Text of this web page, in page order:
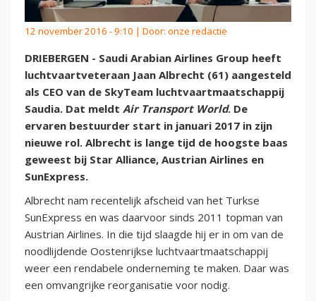
12 november 2016 - 9:10 | Door: onze redactie
DRIEBERGEN - Saudi Arabian Airlines Group heeft
luchtvaartveteraan Jaan Albrecht (61) aangesteld
als CEO van de SkyTeam luchtvaartmaatschappij
Saudia. Dat meldt Air Transport World. De
ervaren bestuurder start in januari 2017 in zijn
nieuwe rol. Albrecht is lange tijd de hoogste baas
geweest bij Star Alliance, Austrian Airlines en
SunExpress.
Albrecht nam recentelijk afscheid van het Turkse
SunExpress en was daarvoor sinds 2011 topman van
Austrian Airlines. In die tijd slaagde hij er in om van de
noodlijdende Oostenrijkse luchtvaartmaatschappij
weer een rendabele onderneming te maken. Daar was
een omvangrijke reorganisatie voor nodig.